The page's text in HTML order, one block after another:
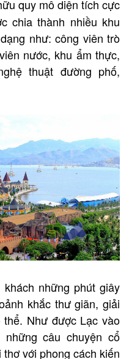
quy mô diện tích cực
chia thành nhiều khu
như: công viên trò
nước, khu ẩm thực,
thuật đường phố,
những phút giây
khắc thư giãn, giải
Như được Lạc vào
câu chuyện cổ
với phong cách kiến